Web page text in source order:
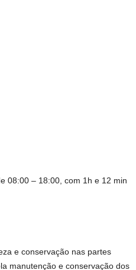
08:00 – 18:00, com 1h e 12 min
e conservação nas partes
manutenção e conservação dos